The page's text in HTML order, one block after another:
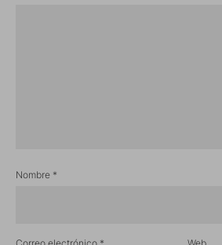
Nombre *
Correo electrónico * Web